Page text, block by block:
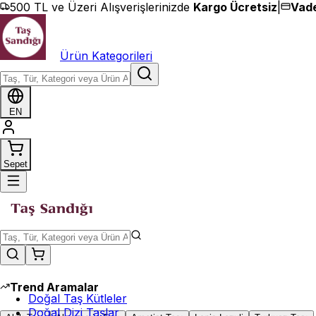
İçeriğe geç
500 TL ve Üzeri Alışverişlerinizde Kargo Ücretsiz
Ürün Kategorileri
EN
Sepet
Trend Aramalar
Doğal Taş Kütleler
Doğal Dizi Taşlar